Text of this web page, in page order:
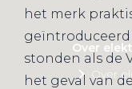
Over
Over
het merk
stonden als de
het geval van